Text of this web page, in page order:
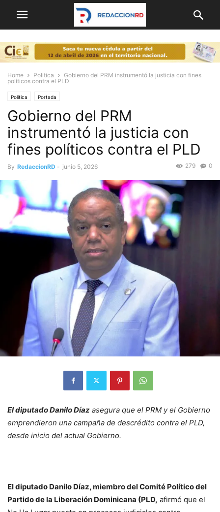
Home Politica
Gobierno del PRM instrumentó la justicia con fines
políticos contra el PLD
Politica Portada
Gobierno del PRM
instrumentó la justicia con
fines políticos contra el PLD
By RedaccionRD - junio 5, 2026 0
279
El diputado Danilo Díaz asegura que el PRM y el Gobierno
emprendieron una campaña de descrédito contra el PLD,
desde inicio del actual Gobierno.
El diputado Danilo Díaz, miembro del Comité Político del
Partido de la Liberación Dominicana (PLD, afirmó que el